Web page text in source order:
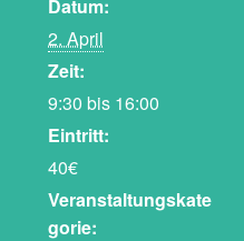
Datum:
2. April
Zeit:
9:30 bis 16:00
Eintritt:
40€
Veranstaltungskate
gorie: